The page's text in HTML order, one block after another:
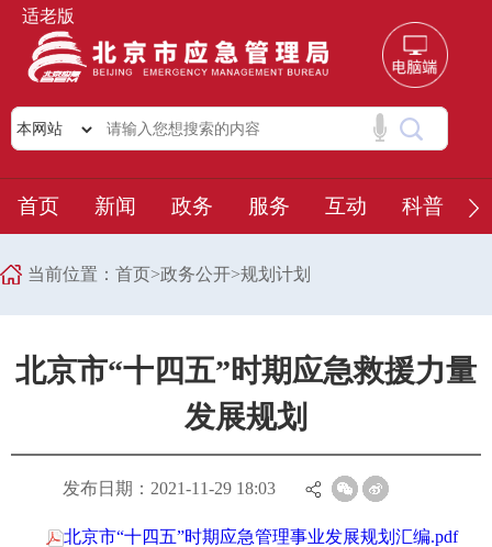
适老版
首页 新闻 政务 服务 互动 科普
当前位置： 首页>政务公开>规划计划
北京市“十四五”时期应急救援力量
发展规划
发布日期：2021-11-29 18:03
北京市“十四五”时期应急管理事业发展规划汇编.pdf